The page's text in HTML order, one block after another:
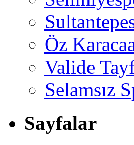
Öz
Valide
Selamsız
Sayfalar